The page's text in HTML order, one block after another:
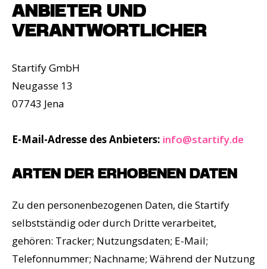
ANBIETER UND
VERANTWORTLICHER
Startify GmbH
Neugasse 13
07743 Jena
E-Mail-Adresse des Anbieters: info@startify.de
ARTEN DER ERHOBENEN DATEN
Zu den personenbezogenen Daten, die Startify
selbstständig oder durch Dritte verarbeitet,
gehören: Tracker; Nutzungsdaten; E-Mail;
Telefonnummer; Nachname; Während der Nutzung